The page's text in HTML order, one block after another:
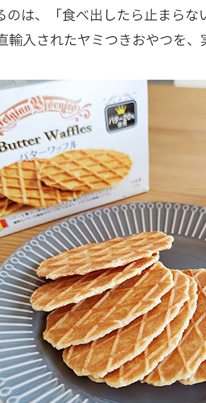
のは、「食べ出したら止まら
入されたヤミつきおやつを、